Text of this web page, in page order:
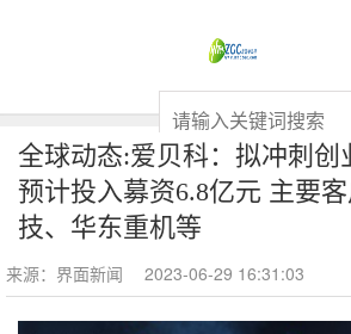
全球动态:爱贝科：拟冲刺创
预计投入募资6.8亿元 主要
技、华东重机等
来源：界面新闻 2023-06-29 16:31:03